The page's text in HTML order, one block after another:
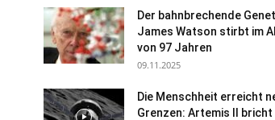
Der bahnbrechende
James Watson stirbt im
von 97 Jahren
09.11.2025
Die Menschheit erreicht
Grenzen: Artemis II bricht